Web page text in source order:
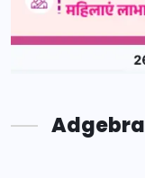
Adgebra